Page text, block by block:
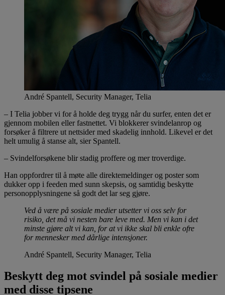
André Spantell, Security Manager, Telia
– I Telia jobber vi for å holde deg trygg når du surfer, enten det er
gjennom mobilen eller fastnettet. Vi blokkerer svindelanrop og
forsøker å filtrere ut nettsider med skadelig innhold. Likevel er det
helt umulig å stanse alt, sier Spantell.
– Svindelforsøkene blir stadig proffere og mer troverdige.
Han oppfordrer til å møte alle direktemeldinger og poster som
dukker opp i feeden med sunn skepsis, og samtidig beskytte
personopplysningene så godt det lar seg gjøre.
Ved å være på sosiale medier utsetter vi oss selv for
risiko, det må vi nesten bare leve med. Men vi kan i det
minste gjøre alt vi kan, for at vi ikke skal bli enkle ofre
for mennesker med dårlige intensjoner.
André Spantell, Security Manager, Telia
Beskytt deg mot svindel på sosiale medier
med disse tipsene